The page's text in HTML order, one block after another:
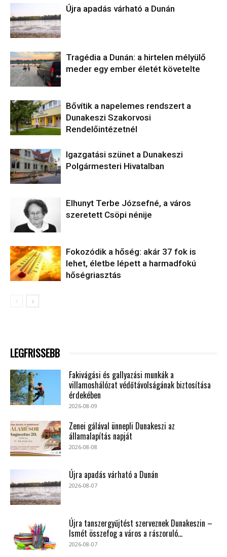
Újra apadás várható a Dunán
Tragédia a Dunán: a hirtelen mélyülő
meder egy ember életét követelte
Bővítik a napelemes rendszert a
Dunakeszi Szakorvosi
Rendelőintézetnél
Igazgatási szünet a Dunakeszi
Polgármesteri Hivatalban
Elhunyt Terbe Józsefné, a város
szeretett Csöpi nénije
Fokozódik a hőség: akár 37 fok is
lehet, életbe lépett a harmadfokú
hőségriasztás
LEGFRISSEBB
Fakivágási és gallyazási munkák a
villamoshálózat védőtávolságának biztosítása
érdekében
2026-08-09
Zenei gálával ünnepli Dunakeszi az
államalapítás napját
2026-08-08
Újra apadás várható a Dunán
2026-08-07
Újra tanszergyűjtést szerveznek Dunakeszin –
Ismét összefog a város a rászoruló...
2026-08-07